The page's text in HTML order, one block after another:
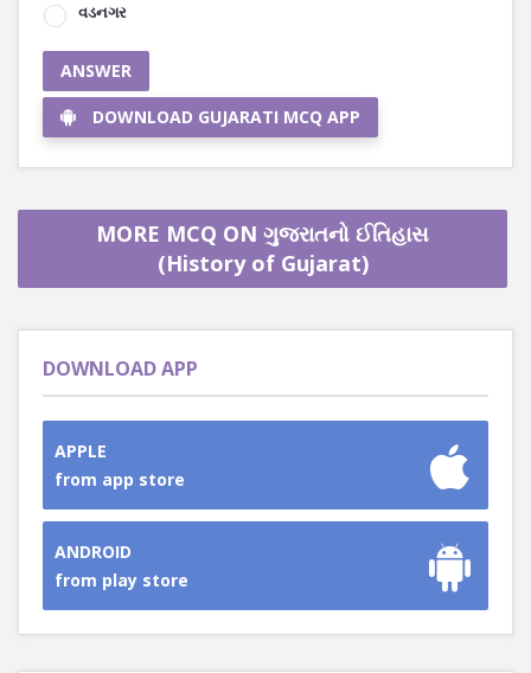
વડનગર
ANSWER
DOWNLOAD GUJARATI MCQ APP
MORE MCQ ON ગુજરાતનો ઈતિહાસ
(History of Gujarat)
DOWNLOAD APP
APPLE
from app store
ANDROID
from play store